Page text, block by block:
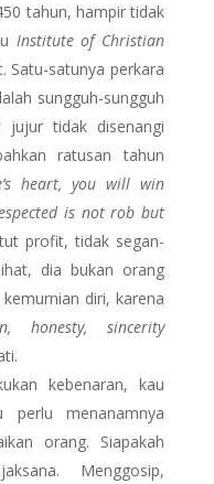
tahun, hampir tidak
Institute of Christian
satunya perkara
sungguh-sungguh
jujur tidak disenangi
ratusan tahun
heart, you will win
is not rob but
profit, tidak segan-
dia bukan orang
diri, karena
honesty, sincerity
kebenaran, kau
perlu menanamnya
orang. Siapakah
Menggosip,